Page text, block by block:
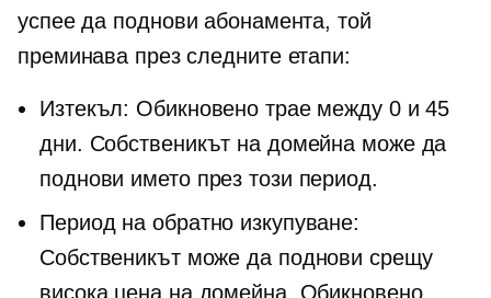
успее да поднови абонамента, той
преминава през следните етапи:
Изтекъл: Обикновено трае между 0 и 45
дни. Собственикът на домейна може да
поднови името през този период.
Период на обратно изкупуване:
Собственикът може да поднови срещу
висока цена на домейна. Обикновено